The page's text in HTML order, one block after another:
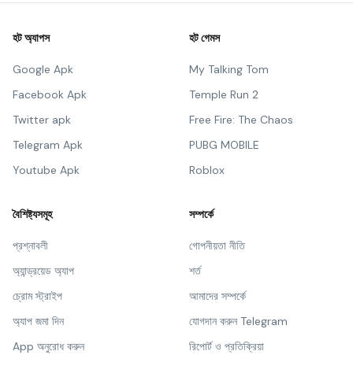
হট অ্যাপস
Google Apk
Facebook Apk
Twitter apk
Telegram Apk
Youtube Apk
হট গেমস
My Talking Tom
Temple Run 2
Free Fire: The Chaos
PUBG MOBILE
Roblox
বৈশিষ্ট্যসমূহ
প্রশ্নাবলী
অ্যান্ড্রয়েড অ্যাপ
চ্রোম স্ট্রাইপ
অ্যাপ জমা দিন
App অনুরোধ করুন
সম্পর্কে
গোপনীয়তা নীতি
শর্ত
আমাদের সম্পর্কে
যোগদান করুন Telegram
রিপোর্ট ও প্রতিক্রিয়া